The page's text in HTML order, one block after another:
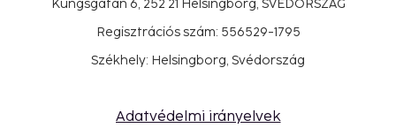
Kungsgatan 6, 252 21 Helsingborg, SVÉDORSZÁG
Regisztrációs szám: 556529-1795
Székhely: Helsingborg, Svédország
Adatvédelmi irányelvek